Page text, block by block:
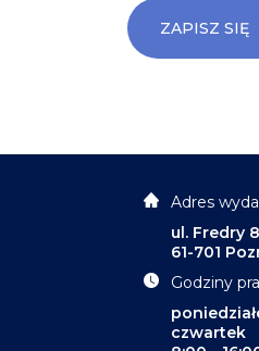
ZAPISZ SIĘ
Adres
ul. Fredry
61-701
Godziny
czwartek